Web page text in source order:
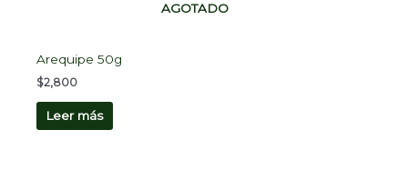
AGOTADO
Arequipe 50g
$2,800
Leer más